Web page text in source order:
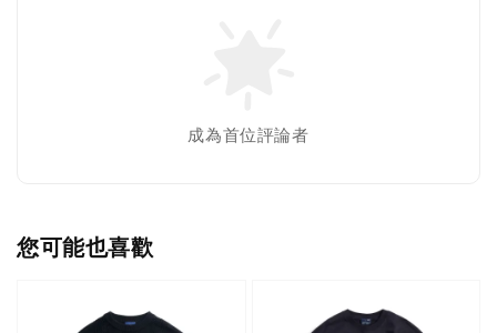
成為首位評論者
您可能也喜歡